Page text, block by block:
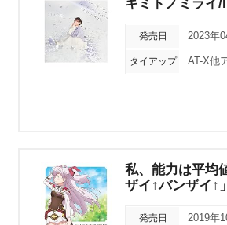
キミトノミライ
発売日 2023年
タイアップ AT-X他
私、能力は平均
ザイ↑バンザイ↑
発売日 2019年